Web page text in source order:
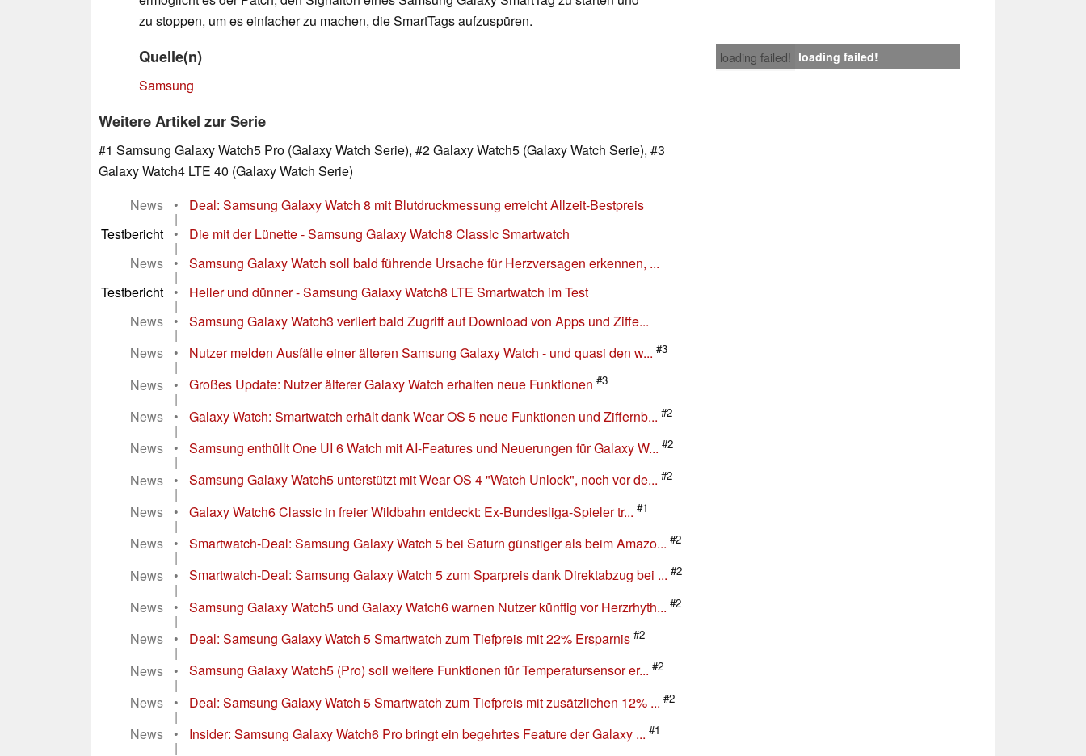
zu stoppen, um es einfacher zu machen, die SmartTags aufzuspüren.
loading failed! loading failed!
Quelle(n)
Samsung
Weitere Artikel zur Serie
#1 Samsung Galaxy Watch5 Pro (Galaxy Watch Serie), #2 Galaxy Watch5 (Galaxy Watch Serie), #3
Galaxy Watch4 LTE 40 (Galaxy Watch Serie)
News
• Deal: Samsung Galaxy Watch 8 mit Blutdruckmessung erreicht Allzeit-Bestpreis
|
Testbericht
• Die mit der Lünette - Samsung Galaxy Watch8 Classic Smartwatch
|
News
• Samsung Galaxy Watch soll bald führende Ursache für Herzversagen erkennen, ...
|
Testbericht
• Heller und dünner - Samsung Galaxy Watch8 LTE Smartwatch im Test
|
News
• Samsung Galaxy Watch3 verliert bald Zugriff auf Download von Apps und Ziffe...
|
News
• Nutzer melden Ausfälle einer älteren Samsung Galaxy Watch - und quasi den w... #3
|
News
• Großes Update: Nutzer älterer Galaxy Watch erhalten neue Funktionen #3
|
News
• Galaxy Watch: Smartwatch erhält dank Wear OS 5 neue Funktionen und Ziffernb... #2
|
News
• Samsung enthüllt One UI 6 Watch mit AI-Features und Neuerungen für Galaxy W... #2
|
News
• Samsung Galaxy Watch5 unterstützt mit Wear OS 4 "Watch Unlock", noch vor de... #2
|
News
• Galaxy Watch6 Classic in freier Wildbahn entdeckt: Ex-Bundesliga-Spieler tr... #1
|
News
• Smartwatch-Deal: Samsung Galaxy Watch 5 bei Saturn günstiger als beim Amazo... #2
|
News
• Smartwatch-Deal: Samsung Galaxy Watch 5 zum Sparpreis dank Direktabzug bei ... #2
|
News
• Samsung Galaxy Watch5 und Galaxy Watch6 warnen Nutzer künftig vor Herzrhyth... #2
|
News
• Deal: Samsung Galaxy Watch 5 Smartwatch zum Tiefpreis mit 22% Ersparnis #2
|
News
• Samsung Galaxy Watch5 (Pro) soll weitere Funktionen für Temperatursensor er... #2
|
News
• Deal: Samsung Galaxy Watch 5 Smartwatch zum Tiefpreis mit zusätzlichen 12% ... #2
|
News
• Insider: Samsung Galaxy Watch6 Pro bringt ein begehrtes Feature der Galaxy ... #1
|